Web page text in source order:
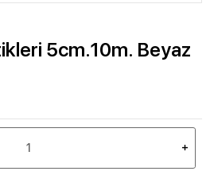
5cm.10m. Beyaz